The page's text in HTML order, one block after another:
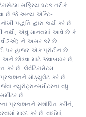
સક્રિય ઘટક તરીકે
છે જે અન્ય એન્ટિ-
પદ્ધતિ દ્વારા કાર્ય કરે છે.
નથી, એવું માનવામાં આવે છે કે
ને અસર કરે છે.
પર હાજર એક પ્રોટીન છે.
છોડવા માટે જવાબદાર છે,
કરે છે. લેવેટિરાસેટમ
મોડ્યુલેટ કરે છે.
ન્યુરોટ્રાન્સમીટરના વધુ
છે.
પ્રકાશનને સંશોધિત કરીને,
મદદ કરે છે. વાઈમાં,